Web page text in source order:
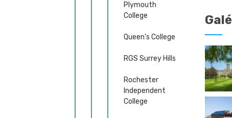
Plymouth
College
Queen's College
RGS Surrey Hills
Rochester
Independent
College